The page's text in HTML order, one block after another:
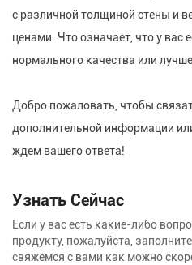
с различной толщиной стены и
ценами. Что означает, что у вас
нормального качества или
Добро пожаловать, чтобы
дополнительной информации
ждем вашего ответа!
Узнать Сейчас
Если у вас есть какие-либо
продукту, пожалуйста,
свяжемся с вами как можно